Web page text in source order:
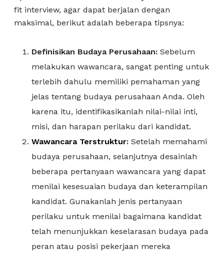
fit interview, agar dapat berjalan dengan
maksimal, berikut adalah beberapa tipsnya:
Definisikan Budaya Perusahaan: Sebelum
melakukan wawancara, sangat penting untuk
terlebih dahulu memiliki pemahaman yang
jelas tentang budaya perusahaan Anda. Oleh
karena itu, identifikasikanlah nilai-nilai inti,
misi, dan harapan perilaku dari kandidat.
Wawancara Terstruktur: Setelah memahami
budaya perusahaan, selanjutnya desainlah
beberapa pertanyaan wawancara yang dapat
menilai kesesuaian budaya dan keterampilan
kandidat. Gunakanlah jenis pertanyaan
perilaku untuk menilai bagaimana kandidat
telah menunjukkan keselarasan budaya pada
peran atau posisi pekerjaan mereka